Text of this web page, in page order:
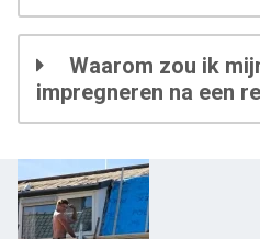
Waarom zou ik
impregneren na een